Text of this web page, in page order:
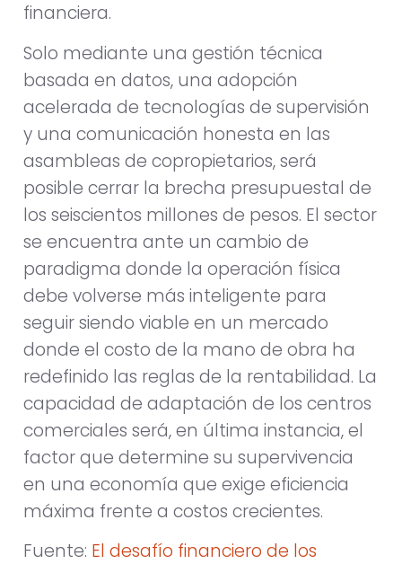
financiera.
Solo mediante una gestión técnica
basada en datos, una adopción
acelerada de tecnologías de supervisión
y una comunicación honesta en las
asambleas de copropietarios, será
posible cerrar la brecha presupuestal de
los seiscientos millones de pesos. El sector
se encuentra ante un cambio de
paradigma donde la operación física
debe volverse más inteligente para
seguir siendo viable en un mercado
donde el costo de la mano de obra ha
redefinido las reglas de la rentabilidad. La
capacidad de adaptación de los centros
comerciales será, en última instancia, el
factor que determine su supervivencia
en una economía que exige eficiencia
máxima frente a costos crecientes.
Fuente: El desafío financiero de los